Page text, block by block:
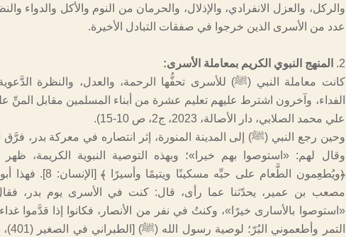
والركل، والعزل الانفرادي، والإذلال، والحرمان من النوم والأكل والدواء
عدد من الأسرى الذين خرجوا في صفقات التبادل الأخيرة.
المنهج النبوي الكريم بمعاملة الأسرى:
كانت معاملة النبي (ﷺ) للأسرى تحفُّها الرحمة، والعدل، والنظرة
الفداء، وآخرون اشترط عليهم تعليم عشرة من أبناء المسلمين مقابل المنِّ
علي محمد الصلابي، دار الأصالة، 2023، ج2، ص 10-15).
وحين رجع النبي (ﷺ) إلى المدينة المنورة، إثر انتصاره في معركة بدر، فرَّق
وقال لهم: «استوصوا بهم خيرا»؛ وبهذه التوصية النبوية الكريمة،
﴿ويُطعِمون الطَّعام على حبِّه
مصعب بن عمير، يحدّثنا عما رأى، قال: كنت في الأسرى يوم بدر،
«استوصوا بالأسارى خيرًا»، وكنتُ في نفر من الأنصار، فكانوا إذا قدَّموا
التمر